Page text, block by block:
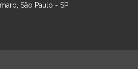
São Paulo - SP